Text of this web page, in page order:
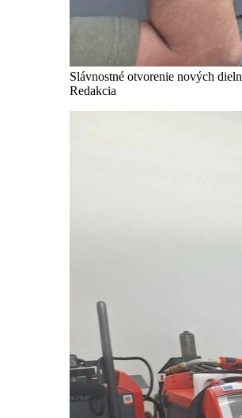
Slávnostné otvorenie nových
Redakcia